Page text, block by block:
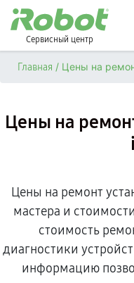
Сервисный центр
Главная / Цены на
Цены на
Цены на ремонт
мастера и
стоимость
диагностики
информацию